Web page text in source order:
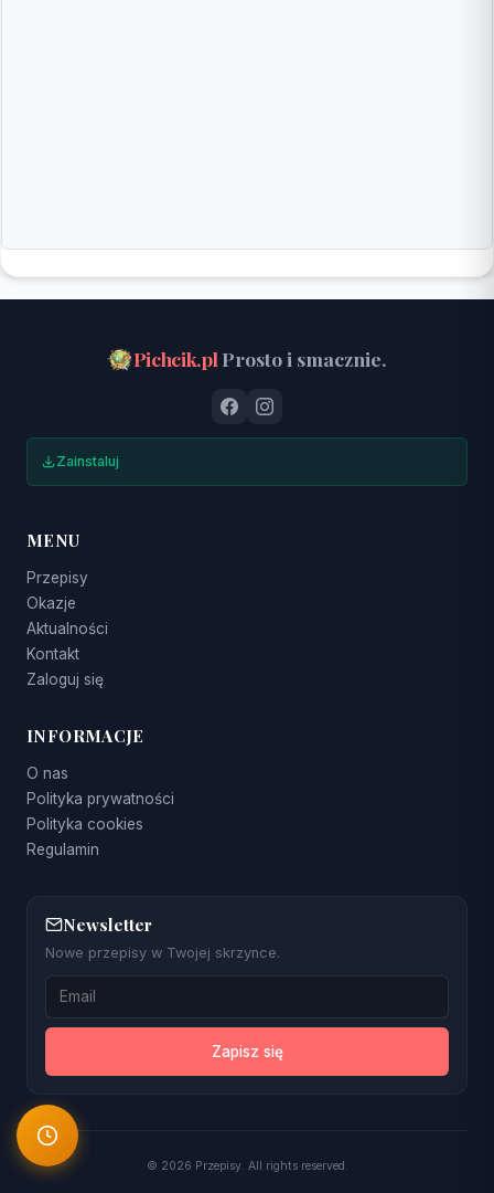
Pichcik.pl Prosto i smacznie.
Zainstaluj
MENU
Przepisy
Okazje
Aktualności
Kontakt
Zaloguj się
INFORMACJE
O nas
Polityka prywatności
Polityka cookies
Regulamin
Newsletter
Nowe przepisy w Twojej skrzynce.
Zapisz się
© 2026 Przepisy. All rights reserved.